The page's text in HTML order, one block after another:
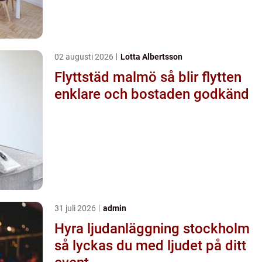
02 augusti 2026 Lotta Albertsson
Flyttstäd malmö så blir flytten
enklare och bostaden godkänd
31 juli 2026 admin
Hyra ljudanläggning stockholm
så lyckas du med ljudet på ditt